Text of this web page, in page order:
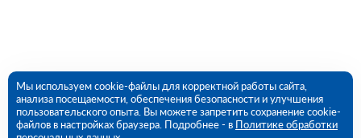
Мы используем cookie-файлы для корректной работы сайта,
анализа посещаемости, обеспечения безопасности и улучшения
пользовательского опыта. Вы можете запретить сохранение cookie-
файлов в настройках браузера. Подробнее - в Политике обработки